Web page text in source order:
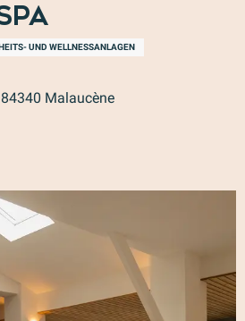
UND WELLNESSANLAGEN
Malaucène